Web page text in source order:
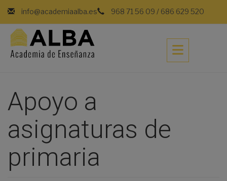
contenido
info@academiaalba.es 968 71 56 09 / 686 629 520
Apoyo a
asignaturas de
primaria